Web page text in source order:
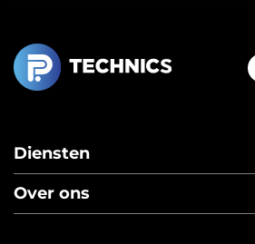
Diensten
Benzine injectoren
Cilinderkoprevisie
Over ons
Over PartsPoint Technics